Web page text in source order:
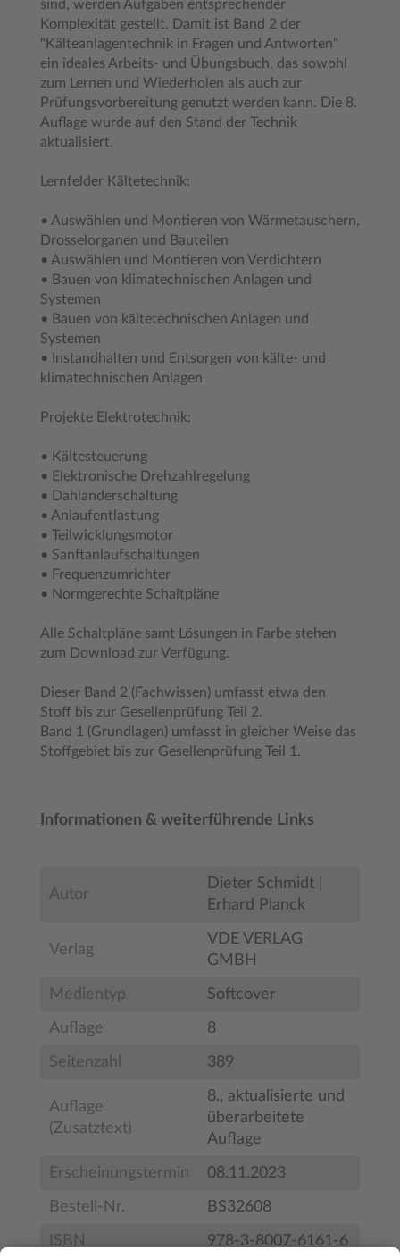
sind, werden Aufgaben entsprechender
Komplexität gestellt. Damit ist Band 2 der
"Kälteanlagentechnik in Fragen und Antworten"
ein ideales Arbeits- und Übungsbuch, das sowohl
zum Lernen und Wiederholen als auch zur
Prüfungsvorbereitung genutzt werden kann. Die 8.
Auflage wurde auf den Stand der Technik
aktualisiert.
Lernfelder Kältetechnik:
• Auswählen und Montieren von Wärmetauschern,
Drosselorganen und Bauteilen
• Auswählen und Montieren von Verdichtern
• Bauen von klimatechnischen Anlagen und
Systemen
• Bauen von kältetechnischen Anlagen und
Systemen
• Instandhalten und Entsorgen von kälte- und
klimatechnischen Anlagen
Projekte Elektrotechnik:
• Kältesteuerung
• Elektronische Drehzahlregelung
• Dahlanderschaltung
• Anlaufentlastung
• Teilwicklungsmotor
• Sanftanlaufschaltungen
• Frequenzumrichter
• Normgerechte Schaltpläne
Alle Schaltpläne samt Lösungen in Farbe stehen
zum Download zur Verfügung.
Dieser Band 2 (Fachwissen) umfasst etwa den
Stoff bis zur Gesellenprüfung Teil 2.
Band 1 (Grundlagen) umfasst in gleicher Weise das
Stoffgebiet bis zur Gesellenprüfung Teil 1.
Informationen & weiterführende Links
Autor
Dieter Schmidt |
Erhard Planck
Verlag
VDE VERLAG
GMBH
Medientyp Softcover
Auflage 8
Seitenzahl 389
Auflage
(Zusatztext)
8., aktualisierte und
überarbeitete
Auflage
Erscheinungstermin 08.11.2023
Bestell-Nr. BS32608
ISBN 978-3-8007-6161-6